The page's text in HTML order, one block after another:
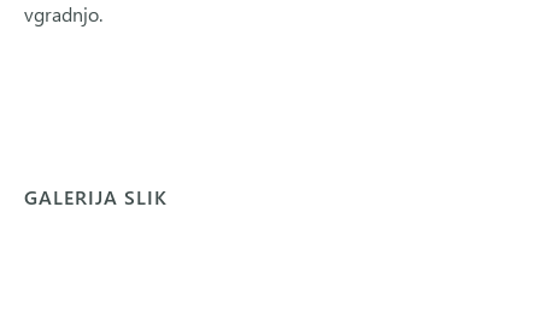
vgradnjo.
GALERIJA SLIK